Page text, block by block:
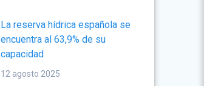
La reserva hídrica española se
encuentra al 63,9% de su
capacidad
12 agosto 2025